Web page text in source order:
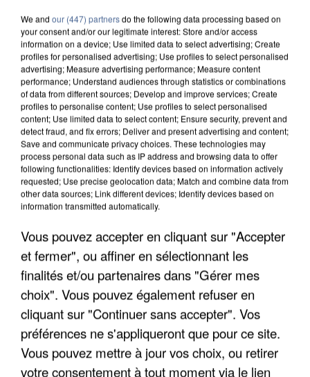
UN SECOND CADRE DE LA DZ MAFIA
INTERPELLÉ EN ALGÉRIE
We and our (447) partnersdo the following data processing based on
your consent and/or our legitimate interest: Store and/or access
information on a device; Use limited data to select advertising; Create
profiles for personalised advertising; Use profiles to select personalised
advertising; Measure advertising performance; Measure content
performance; Understand audiences through statistics or combinations
of data from different sources; Develop and improve services; Create
profiles to personalise content; Use profiles to select personalised
content; Use limited data to select content; Ensure security, prevent and
detect fraud, and fix errors; Deliver and present advertising and content;
Save and communicate privacy choices. These technologies may
process personal data such as IP address and browsing data to offer
following functionalities: Identify devices based on information actively
requested; Use precise geolocation data; Match and combine data from
other data sources; Link different devices; Identify devices based on
information transmitted automatically.
Vous pouvez accepter en cliquant sur "Accepter
et fermer", ou affiner en sélectionnant les
finalités et/ou partenaires dans "Gérer mes
choix". Vous pouvez également refuser en
cliquant sur "Continuer sans accepter". Vos
préférences ne s'appliqueront que pour ce site.
Vous pouvez mettre à jour vos choix, ou retirer
votre consentement à tout moment via le lien